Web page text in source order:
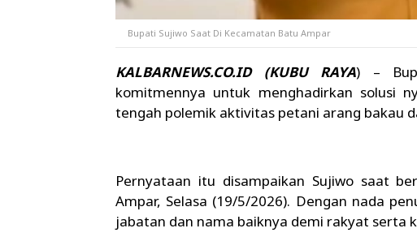
Bupati Sujiwo Saat Di Kecamatan Batu Ampar
KALBARNEWS.CO.ID (KUBU RAYA) –
komitmennya untuk menghadirkan solusi
tengah polemik aktivitas petani arang bakau
Pernyataan itu disampaikan Sujiwo saat
Ampar, Selasa (19/5/2026). Dengan nada
jabatan dan nama baiknya demi rakyat serta